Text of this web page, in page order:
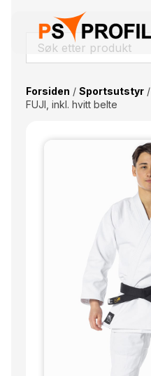
Forsiden / Sportsutstyr/
FUJI, inkl. hvitt belte